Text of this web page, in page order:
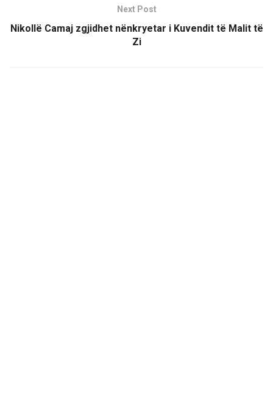
Next Post
Nikollë Camaj zgjidhet nënkryetar i Kuvendit të Malit të
Zi